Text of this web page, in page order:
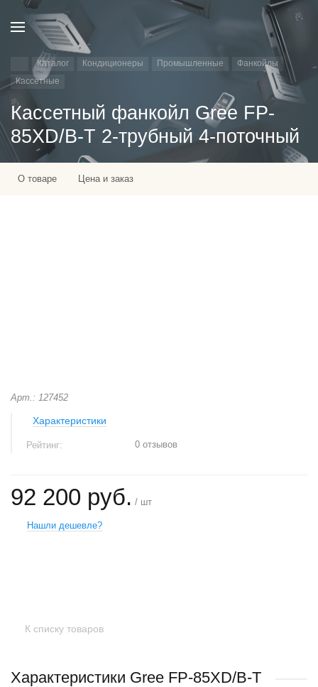
Каталог Кондиционеры Промышленные
Фанкойлы
Кассетные
Кассетный фанкойл Gree FP-
85XD/B-T 2-трубный 4-поточный
О товаре Цена и заказ
Арт.: 127452
Характеристики
Рейтинг: 0 отзывов
92 200 руб. / шт
Нашли дешевле?
К списку товаров
Характеристики Gree FP-85XD/B-T